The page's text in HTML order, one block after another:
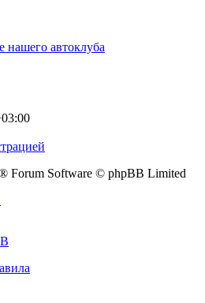
автоклуба
Forum Software © phpBB Limited